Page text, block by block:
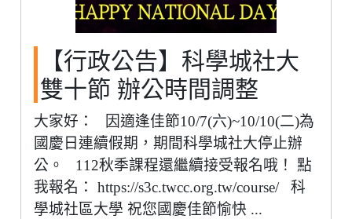
【行政公告】科學城社大
雙十節 辦公時間調整
大家好： 因適逢佳節10/7(六)~10/10(二)為
國慶日連續假期，期間科學城社大停止辦
公。 112秋季課程還繼續接受報名哦！ 點
我報名： https://s3c.twcc.org.tw/course/ 科
學城社區大學 祝您國慶佳節愉快 ...